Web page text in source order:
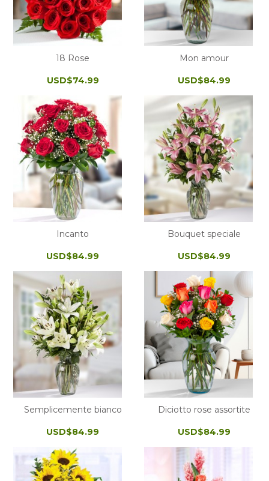
18 Rose
USD$74.99
Mon amour
USD$84.99
Incanto
USD$84.99
Bouquet speciale
USD$84.99
Semplicemente bianco
USD$84.99
Diciotto rose assortite
USD$84.99